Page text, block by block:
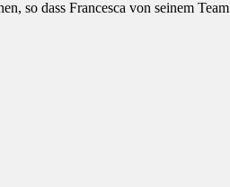
so dass Francesca von seinem